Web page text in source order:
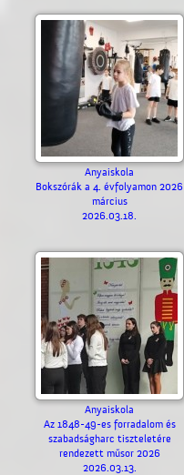
Anyaiskola
Bokszórák a 4. évfolyamon 2026
március
2026.03.18.
Anyaiskola
Az 1848-49-es forradalom és
szabadságharc tiszteletére
rendezett műsor 2026
2026.03.13.